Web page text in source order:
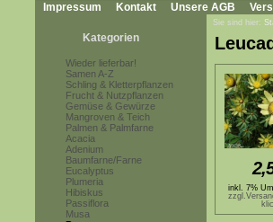
Impressum Kontakt Unsere AGB
Kategorien
Wieder lieferbar!
Samen A-Z
Schling & Kletterpflanzen
Frucht & Nutzpflanzen
Gemüse & Gewürze
Mangroven & Teich
Palmen & Palmfarne
Acacia
Adenium
Baumfarne/Farne
Eucalyptus
Plumeria
Hibiskus
Passiflora
Musa
Sie sind hier:
inkl. 7%